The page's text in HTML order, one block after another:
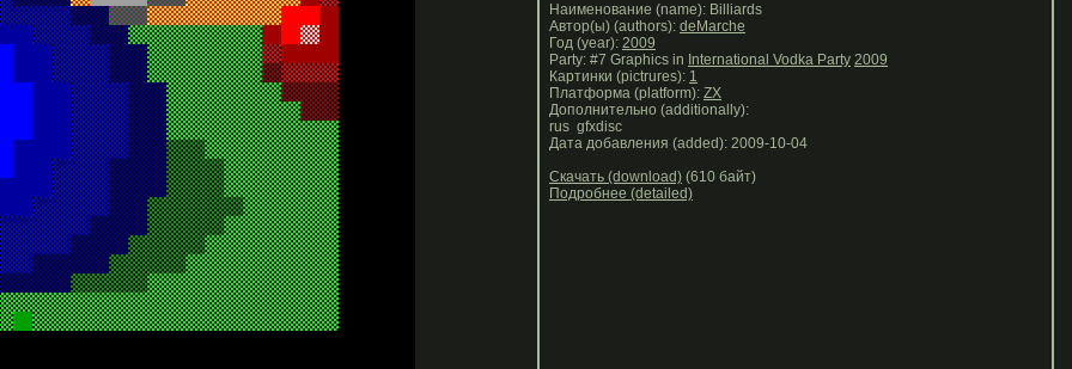
Наименование (name): Billiards
Автор(ы) (authors): deMarche
Год (year): 2009
Party: #7 Graphics in International Vodka Party 2009
Картинки (pictrures): 1
Платформа (platform): ZX
Дополнительно (additionally):
rus gfxdisc
Дата добавления (added): 2009-10-04
Скачать (download) (610 байт)
Подробнее (detailed)